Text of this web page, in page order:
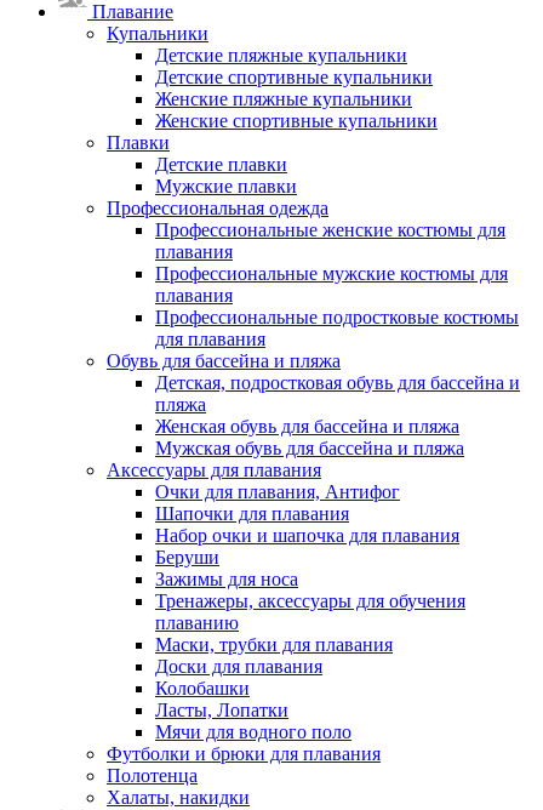
Плавание
Купальники
Детские пляжные купальники
Детские спортивные купальники
Женские пляжные купальники
Женские спортивные купальники
Плавки
Детские плавки
Мужские плавки
Профессиональная одежда
Профессиональные женские костюмы для
плавания
Профессиональные мужские костюмы для
плавания
Профессиональные подростковые костюмы
для плавания
Обувь для бассейна и пляжа
Детская, подростковая обувь для бассейна и
пляжа
Женская обувь для бассейна и пляжа
Мужская обувь для бассейна и пляжа
Аксессуары для плавания
Очки для плавания, Антифог
Шапочки для плавания
Набор очки и шапочка для плавания
Беруши
Зажимы для носа
Тренажеры, аксессуары для обучения
плаванию
Маски, трубки для плавания
Доски для плавания
Колобашки
Ласты, Лопатки
Мячи для водного поло
Футболки и брюки для плавания
Полотенца
Халаты, накидки